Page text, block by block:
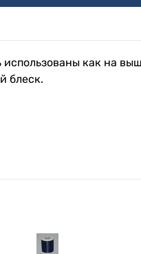
использованы как на
блеск.